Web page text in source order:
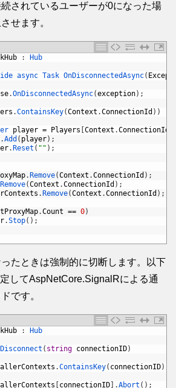
されているユーザーが0になった場
せます。
:
Hub
async Task OnDisconnectedAsync(
.OnDisconnectedAsync(exception) ;
.ContainsKey(Context .ConnectionId ) )
player = Players Context .ConnectionId
.Add ( player) ;
. Reset ( "" ) ;
. Remove(Context .ConnectionId ) ;
Remove(Context .ConnectionId ) ;
. Remove(Context .ConnectionId ) ;
.Count == 0)
.Stop( ) ;
たときは強制的に切断します。以下
してAspNetCore.SignalRによる通
です。
:
Hub
Disconnect ( string connectionID)
.ContainsKey( connectionID)
connectionID .Abort ( ) ;